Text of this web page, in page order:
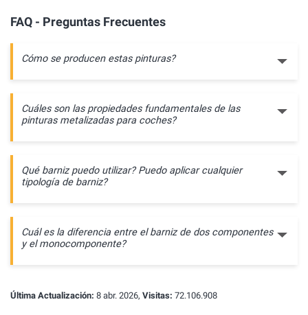
FAQ - Preguntas Frecuentes
Cómo se producen estas pinturas?
Cuáles son las propiedades fundamentales de las
pinturas metalizadas para coches?
Qué barniz puedo utilizar? Puedo aplicar cualquier
tipología de barniz?
Cuál es la diferencia entre el barniz de dos componentes
y el monocomponente?
Última Actualización: 8 abr. 2026, Visitas: 72.106.908